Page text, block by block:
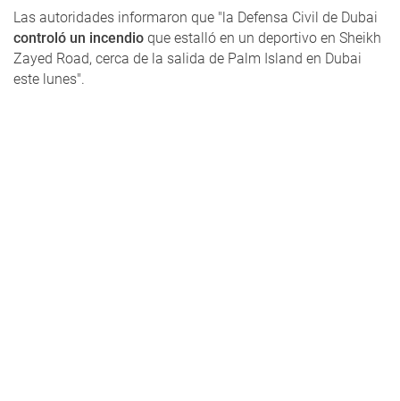
Las autoridades informaron que "la Defensa Civil de Dubai
controló un incendio que estalló en un deportivo en Sheikh
Zayed Road, cerca de la salida de Palm Island en Dubai
este lunes".